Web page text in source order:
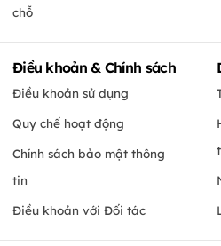
chỗ
Điều khoản & Chính sách
Điều khoản sử dụng
Quy chế hoạt động
Chính sách bảo mật thông
tin
Điều khoản với Đối tác